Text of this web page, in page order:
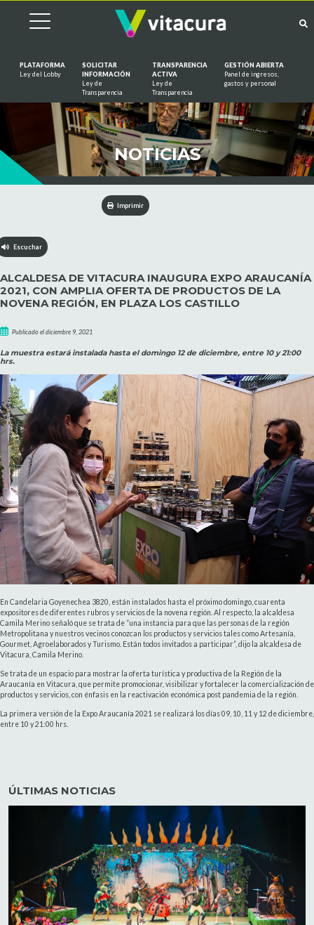
PLATAFORMA
Ley del Lobby
SOLICITAR
INFORMACIÓN
Ley de
Transparencia
TRANSPARENCIA
ACTIVA
Ley de
Transparencia
GESTIÓN ABIERTA
Panel de ingresos,
gastos y personal
NOTICIAS
Imprimir
Escuchar
ALCALDESA DE VITACURA INAUGURA EXPO ARAUCANÍA
2021, CON AMPLIA OFERTA DE PRODUCTOS DE LA
NOVENA REGIÓN, EN PLAZA LOS CASTILLO
Publicado el diciembre 9, 2021
La muestra estará instalada hasta el domingo 12 de diciembre, entre 10 y 21:00
hrs.
En Candelaria Goyenechea 3820, están instalados hasta el próximo domingo, cuarenta
expositores de diferentes rubros y servicios de la novena región. Al respecto, la alcaldesa
Camila Merino señaló que se trata de “una instancia para que las personas de la región
Metropolitana y nuestros vecinos conozcan los productos y servicios tales como Artesanía,
Gourmet, Agroelaborados y Turismo. Están todos invitados a participar”, dijo la alcaldesa de
Vitacura, Camila Merino.
Se trata de un espacio para mostrar la oferta turística y productiva de la Región de la
Araucanía en Vitacura, que permite promocionar, visibilizar y fortalecer la comercialización de
productos y servicios, con énfasis en la reactivación económica post pandemia de la región.
La primera versión de la Expo Araucanía 2021 se realizará los días 09, 10, 11 y 12 de diciembre,
entre 10 y 21:00 hrs.
ÚLTIMAS NOTICIAS